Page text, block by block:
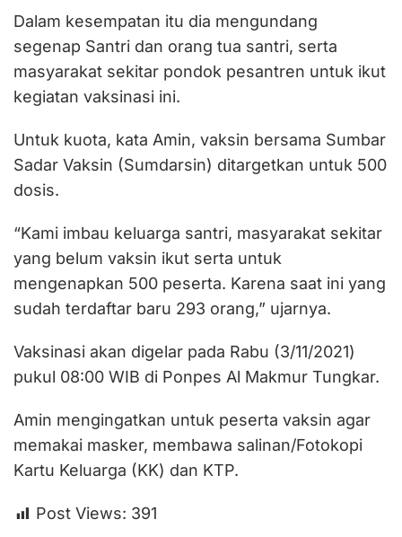
Dalam kesempatan itu dia mengundang
segenap Santri dan orang tua santri, serta
masyarakat sekitar pondok pesantren untuk ikut
kegiatan vaksinasi ini.
Untuk kuota, kata Amin, vaksin bersama Sumbar
Sadar Vaksin (Sumdarsin) ditargetkan untuk 500
dosis.
“Kami imbau keluarga santri, masyarakat sekitar
yang belum vaksin ikut serta untuk
mengenapkan 500 peserta. Karena saat ini yang
sudah terdaftar baru 293 orang,” ujarnya.
Vaksinasi akan digelar pada Rabu (3/11/2021)
pukul 08:00 WIB di Ponpes Al Makmur Tungkar.
Amin mengingatkan untuk peserta vaksin agar
memakai masker, membawa salinan/Fotokopi
Kartu Keluarga (KK) dan KTP.
Post Views: 391